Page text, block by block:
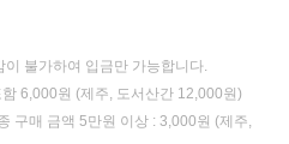
불가하여 입금만 가능합니다.
6,000원 (제주, 도서산간 12,000원)
구매 금액 5만원 이상 : 3,000원 (제주,